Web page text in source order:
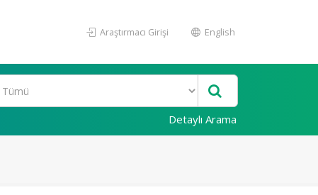
Araştırmacı Girişi English
Detaylı Arama